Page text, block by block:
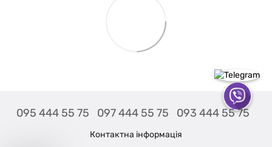
095 444 55 75 097 444 55 75 093 444 55 75
Контактна інформація